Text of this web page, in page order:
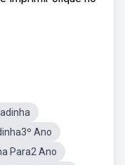
Ano
Para2 Ano